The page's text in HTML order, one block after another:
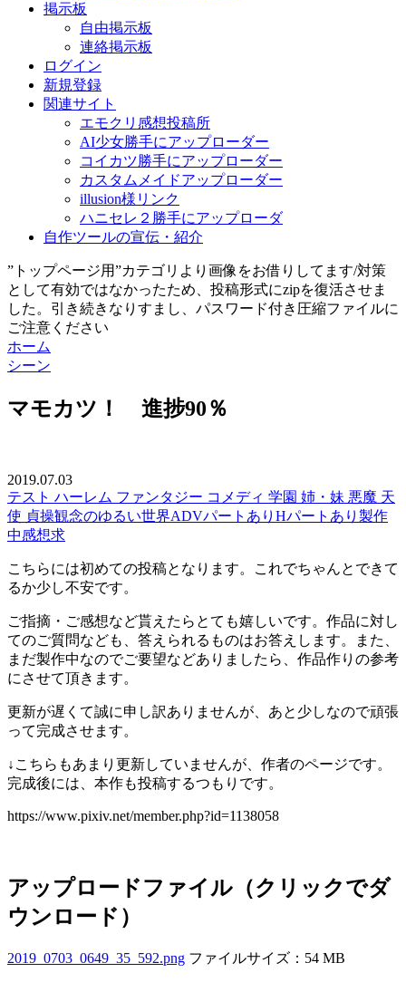
掲示板
自由掲示板
連絡掲示板
ログイン
新規登録
関連サイト
エモクリ感想投稿所
AI少女勝手にアップローダー
コイカツ勝手にアップローダー
カスタムメイドアップローダー
illusion様リンク
ハニセレ２勝手にアップローダ
自作ツールの宣伝・紹介
”トップページ用”カテゴリより画像をお借りしてます/対策
として有効ではなかったため、投稿形式にzipを復活させま
した。引き続きなりすまし、パスワード付き圧縮ファイルに
ご注意ください
ホーム
シーン
マモカツ！ 進捗90％
2019.07.03
テスト ハーレム ファンタジー コメディ 学園 姉・妹 悪魔 天
使 貞操観念のゆるい世界ADVパートあり Hパートあり 製作
中感想求
こちらには初めての投稿となります。これでちゃんとできて
るか少し不安です。
ご指摘・ご感想など貰えたらとても嬉しいです。作品に対し
てのご質問なども、答えられるものはお答えします。また、
まだ製作中なのでご要望などありましたら、作品作りの参考
にさせて頂きます。
更新が遅くて誠に申し訳ありませんが、あと少しなので頑張
って完成させます。
↓こちらもあまり更新していませんが、作者のページです。
完成後には、本作も投稿するつもりです。
https://www.pixiv.net/member.php?id=1138058
アップロードファイル（クリックでダ
ウンロード）
2019_0703_0649_35_592.png ファイルサイズ：54 MB